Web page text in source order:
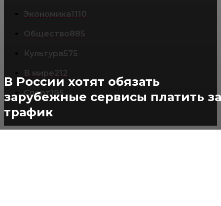
В России хотят обязать
зарубежные сервисы платить за
трафик
Экономика1110
Общество885
Культура575
В мире212
Спорт195